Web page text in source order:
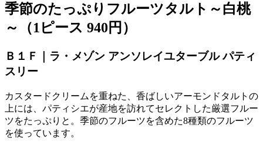
季節のたっぷりフルーツタルト～白桃
～（1ピース 940円）
Ｂ１Ｆ｜ラ・メゾン アンソレイユターブル パティ
スリー
カスタードクリームを重ねた、香ばしいアーモンドタルトの
上には、パティシエが産地を訪れてセレクトした厳選フルー
ツをたっぷりと。季節のフルーツを含めた8種類のフルーツ
を使っています。